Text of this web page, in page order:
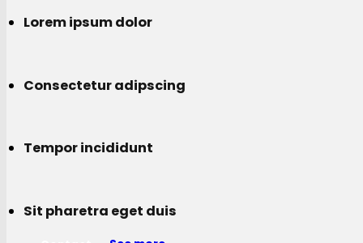
Lorem ipsum dolor
Consectetur adipscing
Tempor incididunt
Sit pharetra eget duis